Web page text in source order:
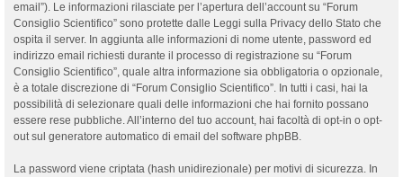
email”). Le informazioni rilasciate per l’apertura dell’account su “Forum
Consiglio Scientifico” sono protette dalle Leggi sulla Privacy dello Stato che
ospita il server. In aggiunta alle informazioni di nome utente, password ed
indirizzo email richiesti durante il processo di registrazione su “Forum
Consiglio Scientifico”, quale altra informazione sia obbligatoria o opzionale,
è a totale discrezione di “Forum Consiglio Scientifico”. In tutti i casi, hai la
possibilità di selezionare quali delle informazioni che hai fornito possano
essere rese pubbliche. All’interno del tuo account, hai facoltà di opt-in o opt-
out sul generatore automatico di email del software phpBB.
La password viene criptata (hash unidirezionale) per motivi di sicurezza. In